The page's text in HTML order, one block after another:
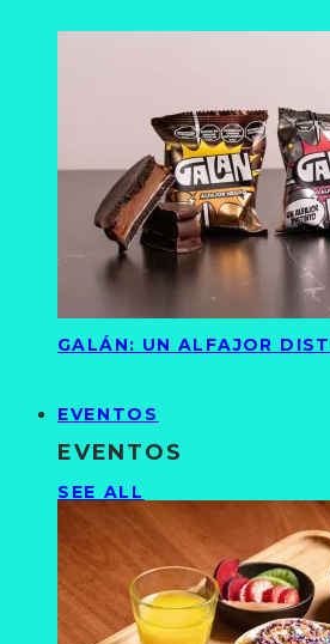
GALÁN: UN ALFAJOR
EVENTOS
EVENTOS
SEE ALL